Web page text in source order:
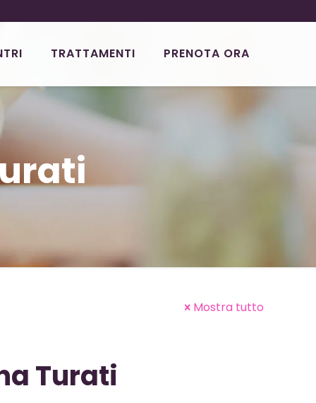
TRATTAMENTI PRENOTA ORA
Mostra tutto
Turati